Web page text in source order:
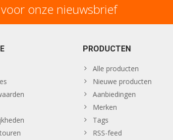
onze nieuwsbrief
PRODUCTEN
Alle producten
Nieuwe producten
Aanbiedingen
Merken
Tags
RSS-feed